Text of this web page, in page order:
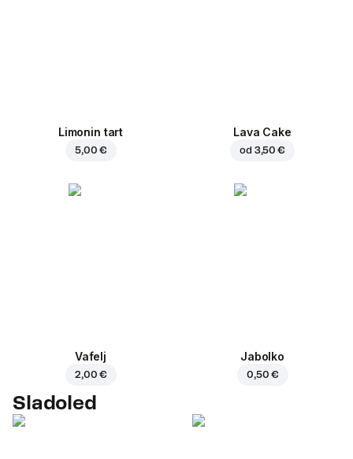
Limonin tart
5,00 €
Lava Cake
od 3,50 €
Vafelj
2,00 €
Jabolko
0,50 €
Sladoled